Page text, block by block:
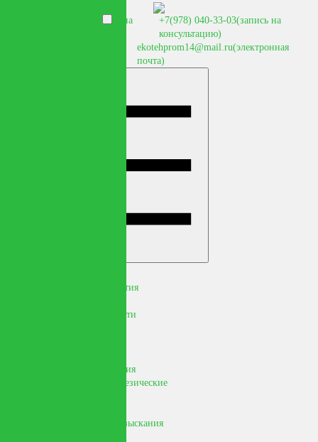
(запись на
+7(978) 040-33-03(запись на
консультацию)
ekotehprom14@mail.ru(электронная
почта)
Документы предприятия
Грамоты, благодарности
Инженерные изыскания
Инженерно-геодезические
геологические изыскания